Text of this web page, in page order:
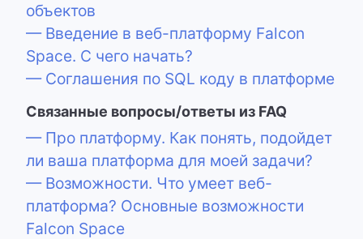
объектов
— Введение в веб-платформу Falcon
Space. C чего начать?
— Соглашения по SQL коду в платформе
Связанные вопросы/ответы из FAQ
— Про платформу. Как понять, подойдет
ли ваша платформа для моей задачи?
— Возможности. Что умеет веб-
платформа? Основные возможности
Falcon Space